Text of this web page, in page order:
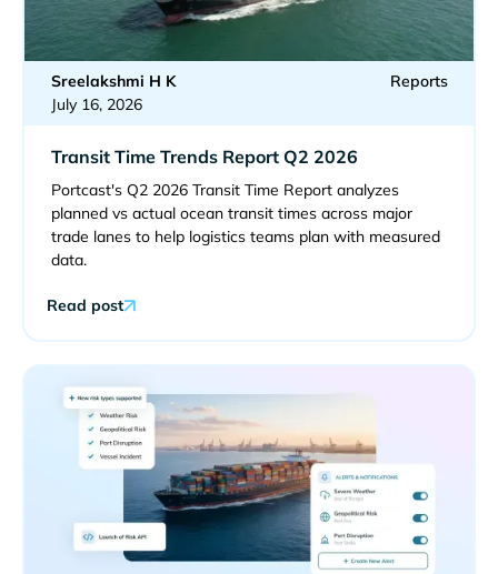
Sreelakshmi H K
July 16, 2026
Reports
Transit Time Trends Report Q2 2026
Portcast's Q2 2026 Transit Time Report analyzes
planned vs actual ocean transit times across major
trade lanes to help logistics teams plan with measured
data.
Read post